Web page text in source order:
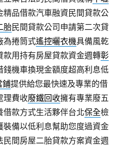
精品借款汽車融資民間貸款公
胎民間貸款公司申請第二次貸
為捲筒式遙控曬衣機具備風乾
款用持有房屋貸款資金週轉彰
錢機車換現金額度超高利息低
鋪提供給您最快速及專業的借
理費收廢鐵回收擁有專業廢五
借款方式生活夥伴台北保全檢
裝備以低利息幫助您度過資金
民間房屋二胎貸款方案資金週